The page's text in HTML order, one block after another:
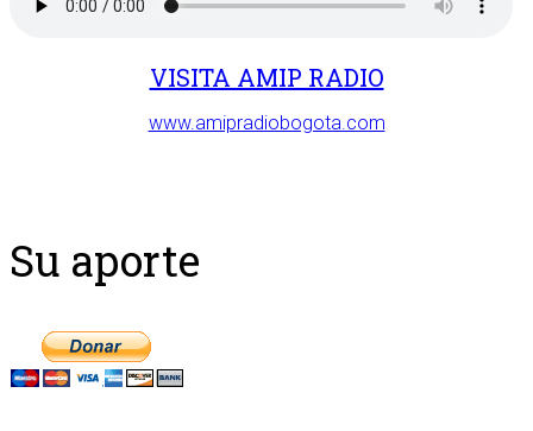
VISITA AMIP RADIO
www.amipradiobogota.com
Su aporte